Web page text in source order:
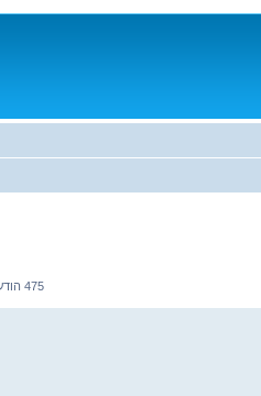
475 הודעות •